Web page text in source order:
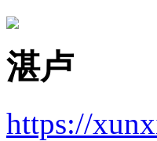
湛卢
https://